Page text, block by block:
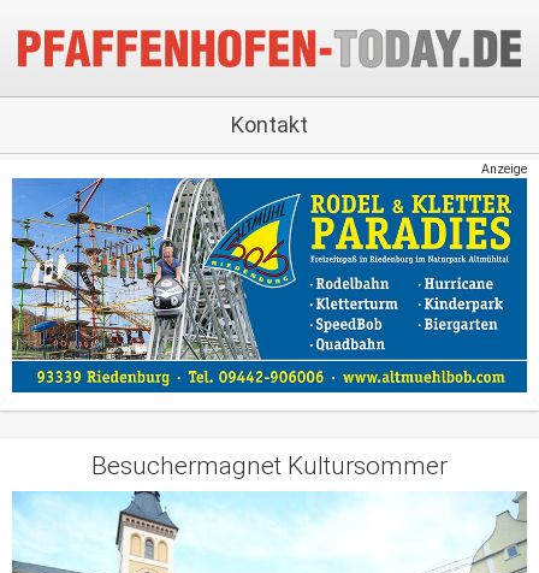
Kontakt
Anzeige
Besuchermagnet Kultursommer